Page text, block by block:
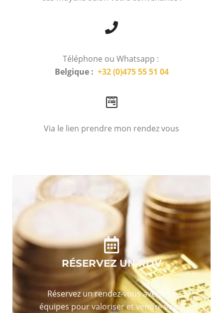
Téléphone ou Whatsapp :
Belgique : +32 (0)475 55 51 04
Via le lien prendre mon rendez vous
RÉSERVEZ UN RDV
Réservez un rendez-vous avec nos
équipes pour valoriser et vendre votre